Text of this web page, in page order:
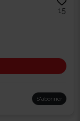
15
S'abonner